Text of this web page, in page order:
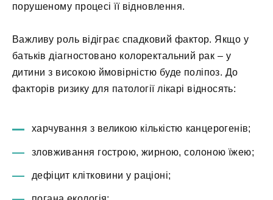
порушеному процесі її відновлення.
Важливу роль відіграє спадковий фактор. Якщо у
батьків діагностовано колоректальний рак – у
дитини з високою ймовірністю буде поліпоз. До
факторів ризику для патології лікарі відносять:
харчування з великою кількістю канцерогенів;
зловживання гострою, жирною, солоною їжею;
дефіцит клітковини у раціоні;